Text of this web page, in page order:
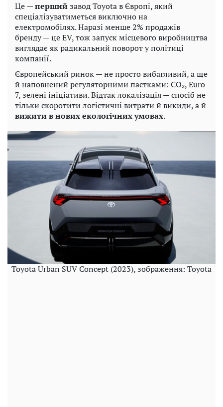
Це —першийзавод Toyota в Європі, який
спеціалізуватиметься виключно на
електромобілях. Наразі менше 2% продажів
бренду — це EV, тож запуск місцевого виробництва
виглядає як радикальний поворот у політиці
компанії.
Європейський ринок — не просто вибагливий, а ще
й наповнений регуляторними пастками: CO₂, Euro
7, зелені ініціативи. Відтак локалізація — спосіб не
тільки скоротити логістичні витрати й викиди, а й
вижити в нових екологічних умовах.
Toyota Urban SUV Concept (2023), зображення: Toyota